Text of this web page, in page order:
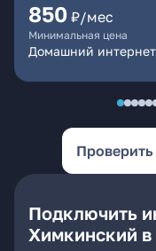
850 ₽/мес
Минимальная цена
Домашний
Подключить
Химкинский